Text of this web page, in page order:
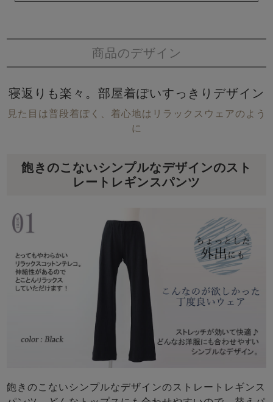
商品のデザイン
寝返りも楽々。部屋着ぽいすっきりデザイン
見た目は普段着ぽく、着心地はリラックスウェアのよう
に
飽きのこないシンプルなデザインのスト
レートレギンスパンツ
飽きのこないシンプルなデザインのストレートレギンス